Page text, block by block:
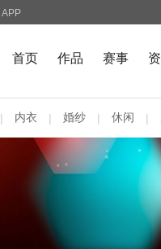
APP
首页 作品 赛事
| 内衣 | 婚纱 | 休闲 |